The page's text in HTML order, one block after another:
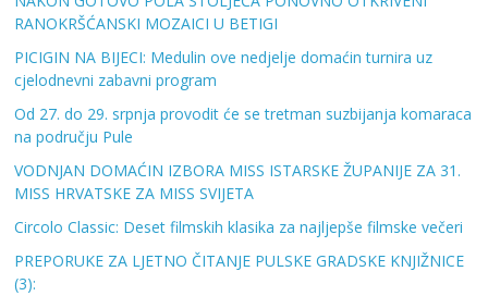
RANOKRŠĆANSKI MOZAICI U BETIGI
PICIGIN NA BIJECI: Medulin ove nedjelje domaćin turnira uz
cjelodnevni zabavni program
Od 27. do 29. srpnja provodit će se tretman suzbijanja komaraca
na području Pule
VODNJAN DOMAĆIN IZBORA MISS ISTARSKE ŽUPANIJE ZA 31.
MISS HRVATSKE ZA MISS SVIJETA
Circolo Classic: Deset filmskih klasika za najljepše filmske večeri
PREPORUKE ZA LJETNO ČITANJE PULSKE GRADSKE KNJIŽNICE
(3):